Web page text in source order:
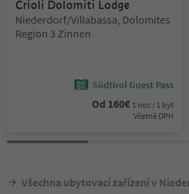
Crioli Dolomiti Lodge
Lokalita:
Niederdorf/Villabassa, Dolomites
Region 3 Zinnen
Südtirol Guest Pass
Od 160€ 1 noc / 1 byt
Včetně DPH
Všechna ubytovací zařízení v